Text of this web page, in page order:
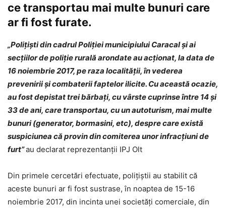
ce transportau mai multe bunuri care
ar fi fost furate.
„Polițiști din cadrul Poliției municipiului Caracal și ai
secțiilor de poliție rurală arondate au acționat, la data de
16 noiembrie 2017, pe raza localității, în vederea
prevenirii și combaterii faptelor ilicite. Cu această ocazie,
au fost depistat trei bărbați, cu vârste cuprinse între 14 și
33 de ani, care transportau, cu un autoturism, mai multe
bunuri (generator, bormasini, etc), despre care există
suspiciunea că provin din comiterea unor infracțiuni de
furt”au declarat reprezentanții IPJ Olt
Din primele cercetări efectuate, polițiștii au stabilit că
aceste bunuri ar fi fost sustrase, în noaptea de 15-16
noiembrie 2017, din incinta unei societăți comerciale, din